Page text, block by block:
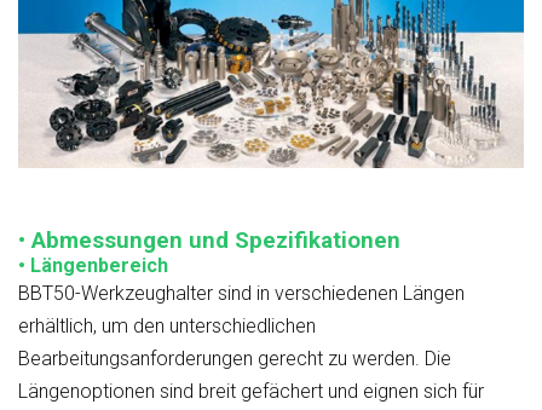
• Abmessungen und Spezifikationen
• Längenbereich
BBT50-Werkzeughalter sind in verschiedenen Längen
erhältlich, um den unterschiedlichen
Bearbeitungsanforderungen gerecht zu werden. Die
Längenoptionen sind breit gefächert und eignen sich für